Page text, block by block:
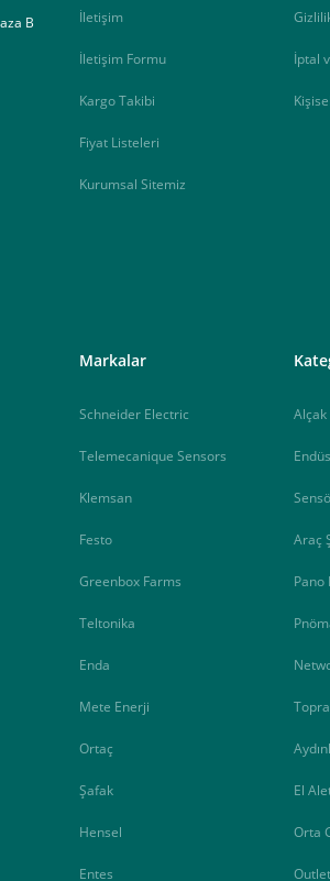
B
İletişim
İletişim Formu
Kargo Takibi
Fiyat Listeleri
Kurumsal Sitemiz
İptal
Markalar
Schneider Electric
Telemecanique Sensors
Klemsan
Festo
Greenbox Farms
Teltonika
Enda
Mete Enerji
Ortaç
Şafak
Hensel
Entes
Araç
El
Orta